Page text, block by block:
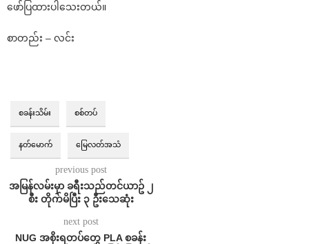
ဖော်ပြထားပါသေးတယ်။
စာတည်း – လင်း
စခန်းသိမ်း စစ်တပ်
နတ်မောက် မြေလတ်အသံ
previous post
အမြန်လမ်းမှာ ခရီးသည်တင်ယာဥ် ၂
စီး တိုက်မိပြီး ၃ ဦးသေဆုံး
next post
NUG အစိုးရတပ်တွေ PLA စခန်း